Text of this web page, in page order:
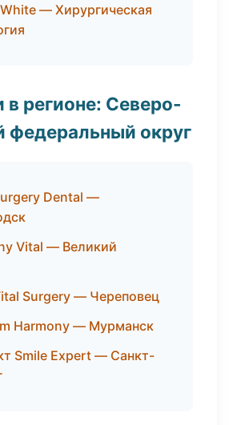
— Хирургическая
в регионе: Северо-
федеральный округ
Dental —
Vital — Великий
Surgery — Череповец
Harmony — Мурманск
Smile Expert — Санкт-